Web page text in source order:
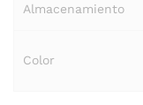
Almacenamiento
Color